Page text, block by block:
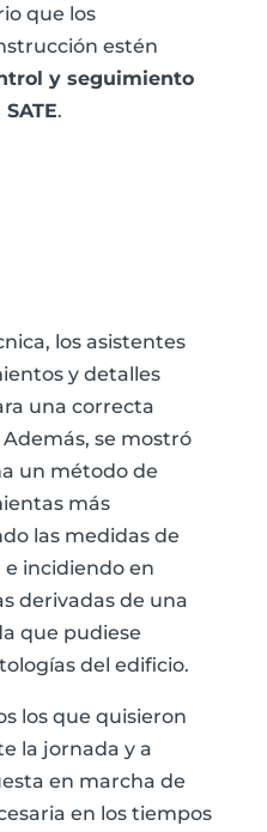
que los
estén
y seguimiento
.
los asistentes
y detalles
una correcta
Además, se mostró
un método de
más
las medidas de
e incidiendo en
derivadas de una
que pudiese
del edificio.
los que quisieron
la jornada y a
en marcha de
en los tiempos